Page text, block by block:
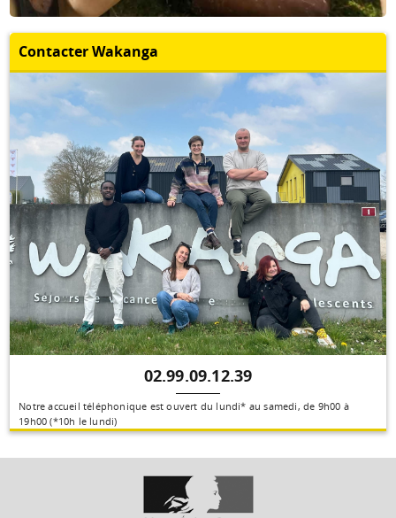
Contacter Wakanga
02.99.09.12.39
Notre accueil téléphonique est ouvert du lundi* au samedi, de 9h00 à
19h00 (*10h le lundi)